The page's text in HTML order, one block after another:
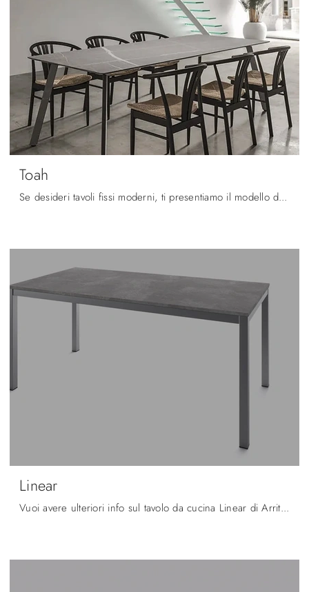
Toah
Se desideri tavoli fissi moderni, ti presentiamo il modello da cucina in gres Toah della firma Arrital.
Linear
Vuoi avere ulteriori info sul tavolo da cucina Linear di Arrital? Clicca e ottieni informazioni sui modelli allungabili del marchio.